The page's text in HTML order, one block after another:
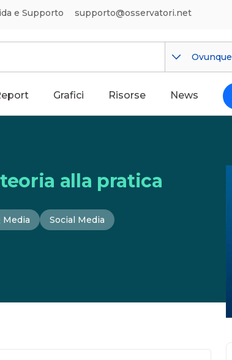
e Supporto supporto@osservatori.net
Ovunque
Grafici Risorse News
alla pratica
Media Social Media